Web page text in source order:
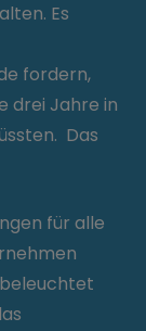
Es
fordern,
drei Jahre in
Das
für alle